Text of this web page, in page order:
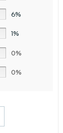
6%
1%
0%
0%